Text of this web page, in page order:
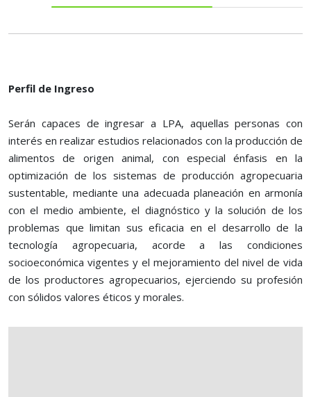
Perfil de Ingreso
Serán capaces de ingresar a LPA, aquellas personas con
interés en realizar estudios relacionados con la producción de
alimentos de origen animal, con especial énfasis en la
optimización de los sistemas de producción agropecuaria
sustentable, mediante una adecuada planeación en armonía
con el medio ambiente, el diagnóstico y la solución de los
problemas que limitan sus eficacia en el desarrollo de la
tecnología agropecuaria, acorde a las condiciones
socioeconómica vigentes y el mejoramiento del nivel de vida
de los productores agropecuarios, ejerciendo su profesión
con sólidos valores éticos y morales.